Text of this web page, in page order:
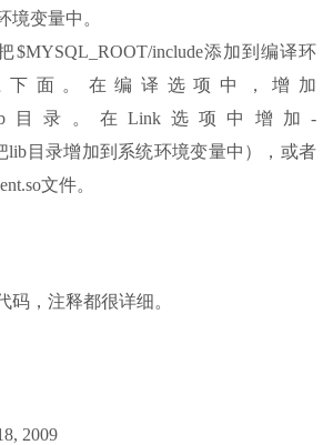
境变量中。
$MYSQL_ROOT/include添加到编译环
下面。在编译选项中，增加
lib目录。在Link选项中增加-
lib目录增加到系统环境变量中），或者
文件。
码，注释都很详细。
2009